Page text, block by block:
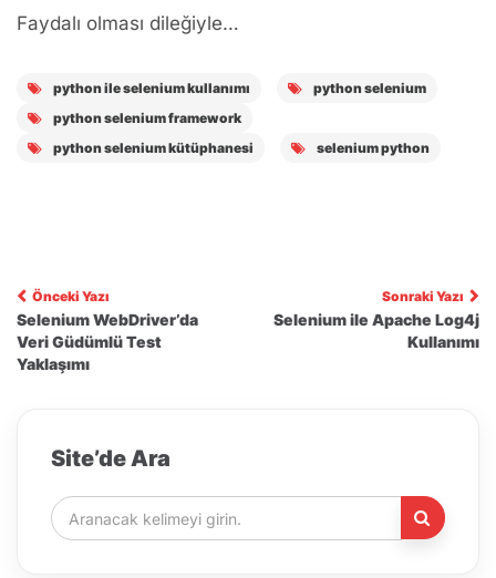
Faydalı olması dileğiyle…
python ile selenium kullanımı
python selenium
python selenium framework
python selenium kütüphanesi
selenium python
Yazı
gezinmesi
Önceki Yazı
Selenium WebDriver’da
Veri Güdümlü Test
Yaklaşımı
Sonraki Yazı
Selenium ile Apache Log4j
Kullanımı
Site’de Ara